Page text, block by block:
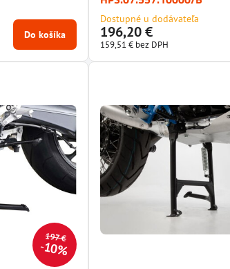
Do košíka
Dostupné u dodávateľa
196,20 €
159,51 € bez DPH
197 €
10%